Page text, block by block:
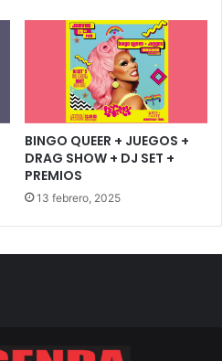
BINGO QUEER + JUEGOS +
DRAG SHOW + DJ SET +
PREMIOS
13 febrero, 2025